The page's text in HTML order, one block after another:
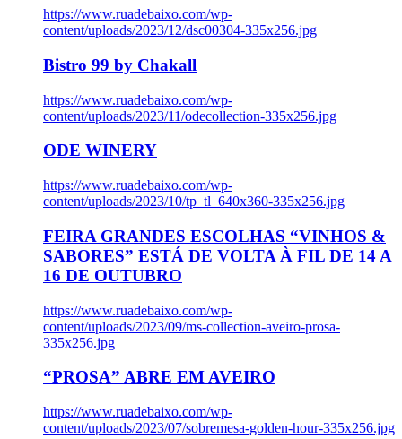
https://www.ruadebaixo.com/wp-
content/uploads/2023/12/dsc00304-335x256.jpg
Bistro 99 by Chakall
https://www.ruadebaixo.com/wp-
content/uploads/2023/11/odecollection-335x256.jpg
ODE WINERY
https://www.ruadebaixo.com/wp-
content/uploads/2023/10/tp_tl_640x360-335x256.jpg
FEIRA GRANDES ESCOLHAS “VINHOS &
SABORES” ESTÁ DE VOLTA À FIL DE 14 A
16 DE OUTUBRO
https://www.ruadebaixo.com/wp-
content/uploads/2023/09/ms-collection-aveiro-prosa-
335x256.jpg
“PROSA” ABRE EM AVEIRO
https://www.ruadebaixo.com/wp-
content/uploads/2023/07/sobremesa-golden-hour-335x256.jpg